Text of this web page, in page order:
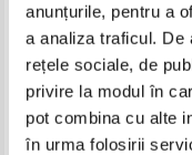
anunțurile, pentru a
a analiza traficul. De
rețele sociale, de
privire la modul în
pot combina cu alte
în urma folosirii
Corneliu Visoianu -
The year of 2017.
choices
Pret: 26,00Lei 10,40 Lei
Adaugă în coș